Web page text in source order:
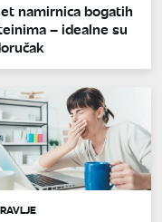
namirnica bogatih
– idealne su